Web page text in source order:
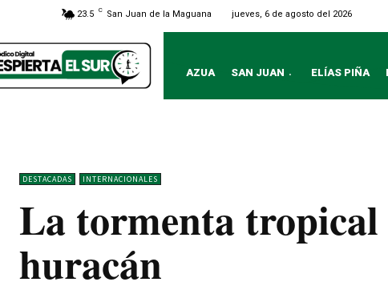
23.5 C San Juan de la Maguana jueves, 6 de agosto del 2026
AZUA SAN JUAN ELÍAS PIÑA
DESTACADAS INTERNACIONALES
La tormenta tropical
huracán